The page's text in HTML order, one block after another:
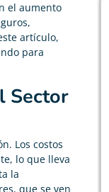
el aumento
artículo,
para
Sector
Los costos
lo que lleva
la
que se ven